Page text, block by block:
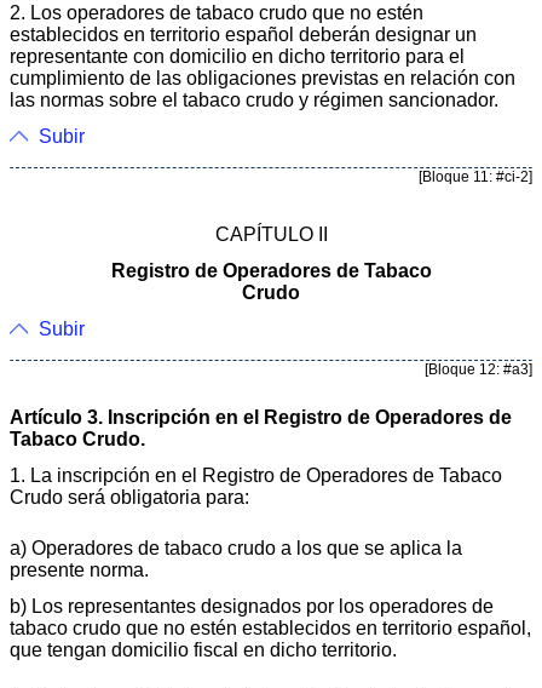
2. Los operadores de tabaco crudo que no estén
establecidos en territorio español deberán designar un
representante con domicilio en dicho territorio para el
cumplimiento de las obligaciones previstas en relación con
las normas sobre el tabaco crudo y régimen sancionador.
Subir
[Bloque 11: #ci-2]
CAPÍTULO II
Registro de Operadores de Tabaco
Crudo
Subir
[Bloque 12: #a3]
Artículo 3. Inscripción en el Registro de Operadores de
Tabaco Crudo.
1. La inscripción en el Registro de Operadores de Tabaco
Crudo será obligatoria para:
a) Operadores de tabaco crudo a los que se aplica la
presente norma.
b) Los representantes designados por los operadores de
tabaco crudo que no estén establecidos en territorio español,
que tengan domicilio fiscal en dicho territorio.